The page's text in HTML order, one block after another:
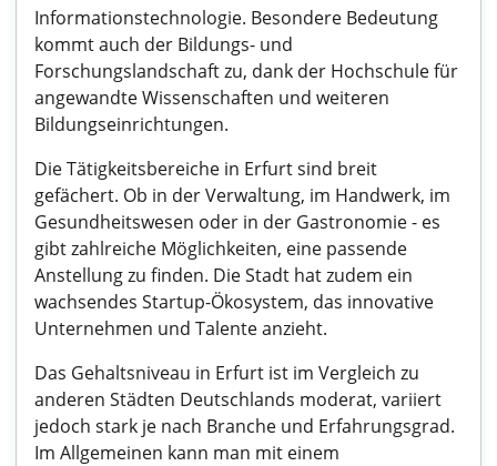
Informationstechnologie. Besondere Bedeutung
kommt auch der Bildungs- und
Forschungslandschaft zu, dank der Hochschule für
angewandte Wissenschaften und weiteren
Bildungseinrichtungen.
Die Tätigkeitsbereiche in Erfurt sind breit
gefächert. Ob in der Verwaltung, im Handwerk, im
Gesundheitswesen oder in der Gastronomie - es
gibt zahlreiche Möglichkeiten, eine passende
Anstellung zu finden. Die Stadt hat zudem ein
wachsendes Startup-Ökosystem, das innovative
Unternehmen und Talente anzieht.
Das Gehaltsniveau in Erfurt ist im Vergleich zu
anderen Städten Deutschlands moderat, variiert
jedoch stark je nach Branche und Erfahrungsgrad.
Im Allgemeinen kann man mit einem